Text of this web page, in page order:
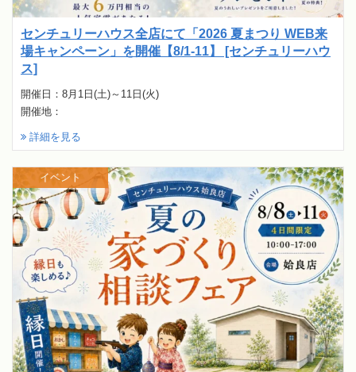
センチュリーハウス全店にて「2026 夏まつり WEB来
場キャンペーン」を開催【8/1-11】 [センチュリーハウ
ス]
開催日：8月1日(土)～11日(火)
開催地：
詳細を見る
イベント